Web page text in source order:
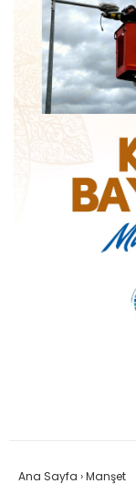
Ana Sayfa ›Manşet